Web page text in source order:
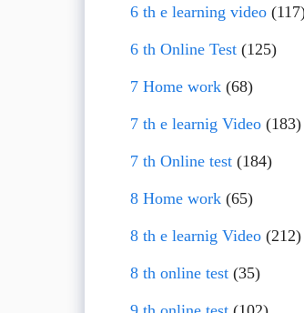
6 th e learning video
6 th Online Test(125)
7 Home work(68)
7 th e learnig Video(183)
7 th Online test(184)
8 Home work(65)
8 th e learnig Video(212)
8 th online test(35)